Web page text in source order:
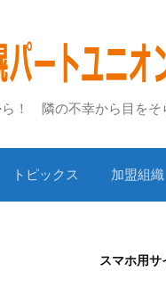
！ 隣の不幸から目をそ
トピックス 加盟組織
スマホ用サ